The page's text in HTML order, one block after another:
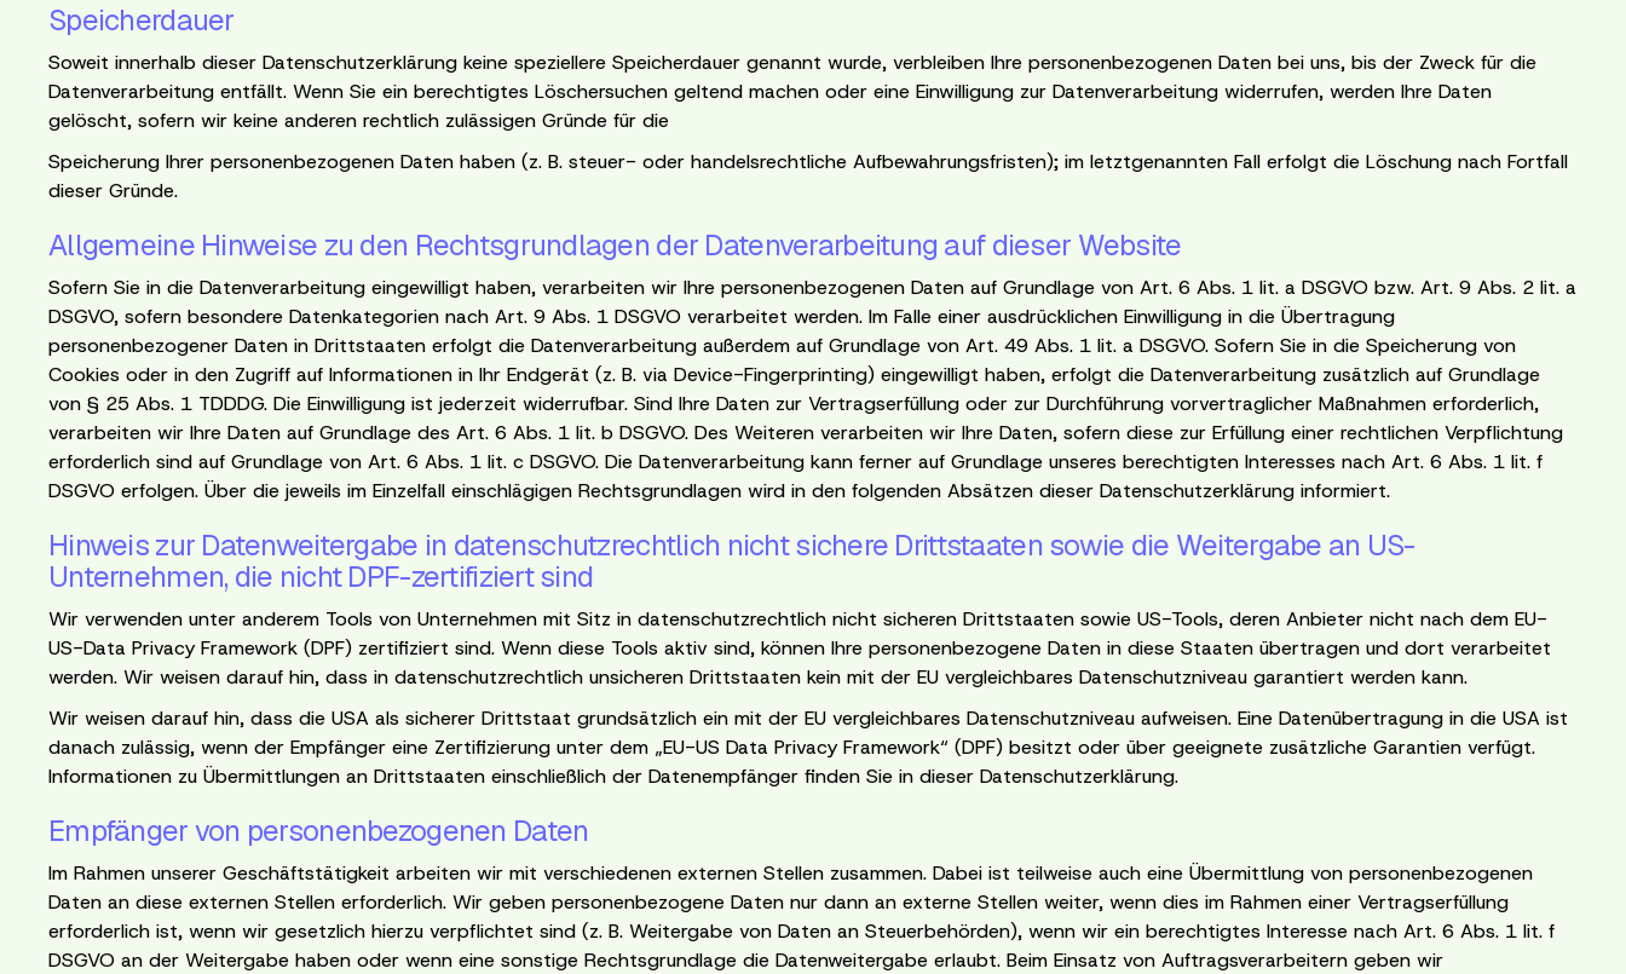
Speicherdauer
Soweit innerhalb dieser Datenschutzerklärung keine speziellere Speicherdauer genannt wurde, verbleiben Ihre personenbezogenen Daten bei uns, bis der Zweck für die
Datenverarbeitung entfällt. Wenn Sie ein berechtigtes Löschersuchen geltend machen oder eine Einwilligung zur Datenverarbeitung widerrufen, werden Ihre Daten
gelöscht, sofern wir keine anderen rechtlich zulässigen Gründe für die
Speicherung Ihrer personenbezogenen Daten haben (z. B. steuer- oder handelsrechtliche Aufbewahrungsfristen); im letztgenannten Fall erfolgt die Löschung nach Fortfall
dieser Gründe.
Allgemeine Hinweise zu den Rechtsgrundlagen der Datenverarbeitung auf dieser Website
Sofern Sie in die Datenverarbeitung eingewilligt haben, verarbeiten wir Ihre personenbezogenen Daten auf Grundlage von Art. 6 Abs. 1 lit. a DSGVO bzw. Art. 9 Abs. 2 lit. a
DSGVO, sofern besondere Datenkategorien nach Art. 9 Abs. 1 DSGVO verarbeitet werden. Im Falle einer ausdrücklichen Einwilligung in die Übertragung
personenbezogener Daten in Drittstaaten erfolgt die Datenverarbeitung außerdem auf Grundlage von Art. 49 Abs. 1 lit. a DSGVO. Sofern Sie in die Speicherung von
Cookies oder in den Zugriff auf Informationen in Ihr Endgerät (z. B. via Device-Fingerprinting) eingewilligt haben, erfolgt die Datenverarbeitung zusätzlich auf Grundlage
von § 25 Abs. 1 TDDDG. Die Einwilligung ist jederzeit widerrufbar. Sind Ihre Daten zur Vertragserfüllung oder zur Durchführung vorvertraglicher Maßnahmen erforderlich,
verarbeiten wir Ihre Daten auf Grundlage des Art. 6 Abs. 1 lit. b DSGVO. Des Weiteren verarbeiten wir Ihre Daten, sofern diese zur Erfüllung einer rechtlichen Verpflichtung
erforderlich sind auf Grundlage von Art. 6 Abs. 1 lit. c DSGVO. Die Datenverarbeitung kann ferner auf Grundlage unseres berechtigten Interesses nach Art. 6 Abs. 1 lit. f
DSGVO erfolgen. Über die jeweils im Einzelfall einschlägigen Rechtsgrundlagen wird in den folgenden Absätzen dieser Datenschutzerklärung informiert.
Hinweis zur Datenweitergabe in datenschutzrechtlich nicht sichere Drittstaaten sowie die Weitergabe an US-
Unternehmen, die nicht DPF-zertifiziert sind
Wir verwenden unter anderem Tools von Unternehmen mit Sitz in datenschutzrechtlich nicht sicheren Drittstaaten sowie US-Tools, deren Anbieter nicht nach dem EU-
US-Data Privacy Framework (DPF) zertifiziert sind. Wenn diese Tools aktiv sind, können Ihre personenbezogene Daten in diese Staaten übertragen und dort verarbeitet
werden. Wir weisen darauf hin, dass in datenschutzrechtlich unsicheren Drittstaaten kein mit der EU vergleichbares Datenschutzniveau garantiert werden kann.
Wir weisen darauf hin, dass die USA als sicherer Drittstaat grundsätzlich ein mit der EU vergleichbares Datenschutzniveau aufweisen. Eine Datenübertragung in die USA ist
danach zulässig, wenn der Empfänger eine Zertifizierung unter dem „EU-US Data Privacy Framework“ (DPF) besitzt oder über geeignete zusätzliche Garantien verfügt.
Informationen zu Übermittlungen an Drittstaaten einschließlich der Datenempfänger finden Sie in dieser Datenschutzerklärung.
Empfänger von personenbezogenen Daten
Im Rahmen unserer Geschäftstätigkeit arbeiten wir mit verschiedenen externen Stellen zusammen. Dabei ist teilweise auch eine Übermittlung von personenbezogenen
Daten an diese externen Stellen erforderlich. Wir geben personenbezogene Daten nur dann an externe Stellen weiter, wenn dies im Rahmen einer Vertragserfüllung
erforderlich ist, wenn wir gesetzlich hierzu verpflichtet sind (z. B. Weitergabe von Daten an Steuerbehörden), wenn wir ein berechtigtes Interesse nach Art. 6 Abs. 1 lit. f
DSGVO an der Weitergabe haben oder wenn eine sonstige Rechtsgrundlage die Datenweitergabe erlaubt. Beim Einsatz von Auftragsverarbeitern geben wir